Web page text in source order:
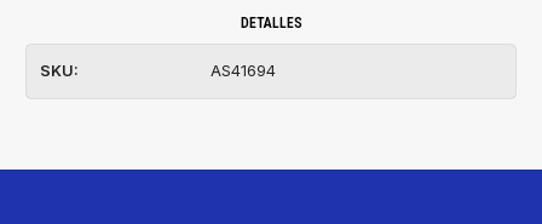
DETALLES
SKU: AS41694